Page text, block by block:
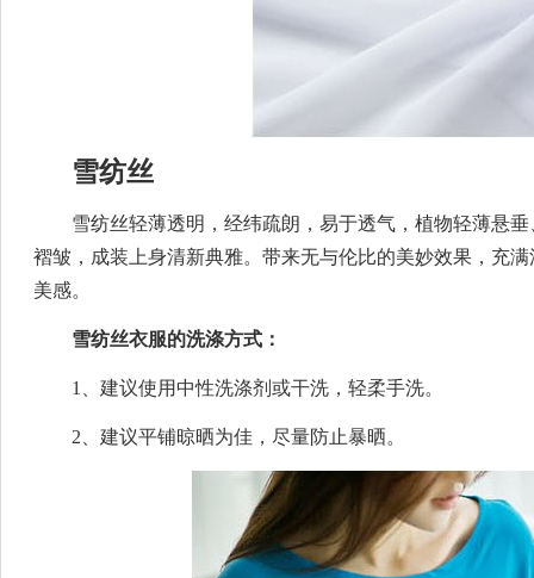
雪纺丝
雪纺丝轻薄透明，经纬疏朗，易于透气，植物轻薄悬
褶皱，成装上身清新典雅。带来无与伦比的美妙效果，充
美感。
雪纺丝衣服的洗涤方式：
1、建议使用中性洗涤剂或干洗，轻柔手洗。
2、建议平铺晾晒为佳，尽量防止暴晒。